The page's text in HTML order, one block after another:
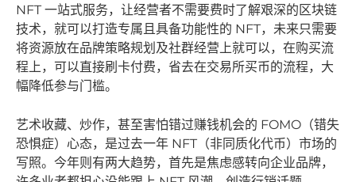
NFT 一站式服务，让经营者不需要费时了解艰深的区块链
技术，就可以打造专属且具备功能性的 NFT，未来只需要
将资源放在品牌策略规划及社群经营上就可以，在购买流
程上，可以直接刷卡付费，省去在交易所买币的流程，大
幅降低参与门槛。
艺术收藏、炒作，甚至害怕错过赚钱机会的 FOMO（错失
恐惧症）心态，是过去一年 NFT（非同质化代币）市场的
写照。今年则有两大趋势，首先是焦虑感转向企业品牌，